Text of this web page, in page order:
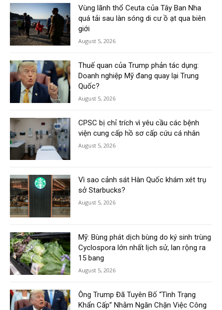
Vùng lãnh thổ Ceuta của Tây Ban Nha
quá tải sau làn sóng di cư ồ ạt qua biên
giới
August 5, 2026
Thuế quan của Trump phản tác dụng:
Doanh nghiệp Mỹ đang quay lại Trung
Quốc?
August 5, 2026
CPSC bị chỉ trích vì yêu cầu các bệnh
viện cung cấp hồ sơ cấp cứu cá nhân
August 5, 2026
Vì sao cảnh sát Hàn Quốc khám xét trụ
sở Starbucks?
August 5, 2026
Mỹ: Bùng phát dịch bùng do ký sinh trùng
Cyclospora lớn nhất lịch sử, lan rộng ra
15 bang
August 5, 2026
Ông Trump Đã Tuyên Bố “Tình Trạng
Khẩn Cấp” Nhằm Ngăn Chặn Việc Công